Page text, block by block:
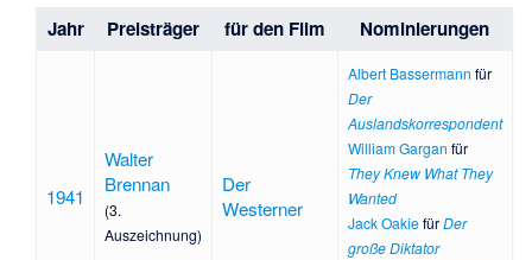
Jahr Preisträger für den Film Nominierungen
1941
Walter
Brennan
(3.
Auszeichnung)
Der
Westerner
Albert Bassermann für
Der
Auslandskorrespondent
William Gargan für
They Knew What They
Wanted
Jack OakiefürDer
große Diktator